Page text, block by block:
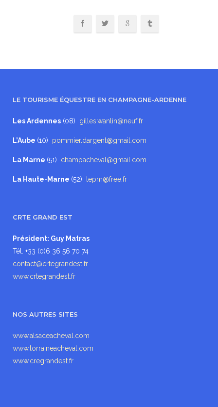
LE TOURISME ÉQUESTRE EN CHAMPAGNE-ARDENNE
Les Ardennes (08) gilles.wanlin@neuf.fr
L’Aube (10) pommier.dargent@gmail.com
La Marne (51) champacheval@gmail.com
La Haute-Marne (52) lepm@free.fr
CRTE GRAND EST
Président: Guy Matras
Tél. +33 (0)6 36 56 70 74
contact@crtegrandest.fr
www.crtegrandest.fr
NOS AUTRES SITES
www.alsaceacheval.com
www.lorraineacheval.com
www.cregrandest.fr